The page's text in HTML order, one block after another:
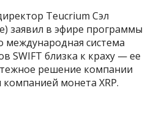
Teucrium Сэл
заявил в эфире программы
международная система
SWIFT близка к краху — ее
решение компании
монета XRP.